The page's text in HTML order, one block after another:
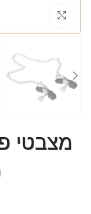
מצבטי